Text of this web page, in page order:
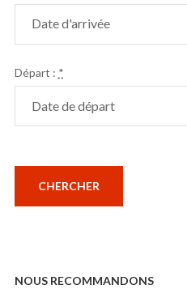
Départ : *
NOUS RECOMMANDONS